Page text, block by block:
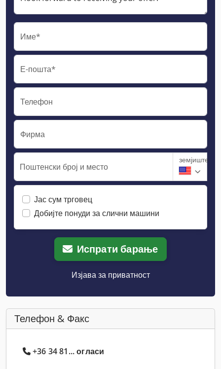
Име*
Е-пошта*
Телефон
Фирма
Поштенски број и место
земјиште
Јас сум трговец
Добијте понуди за слични машини
Испрати барање
Изјава за приватност
Телефон & Факс
+36 34 81... огласи